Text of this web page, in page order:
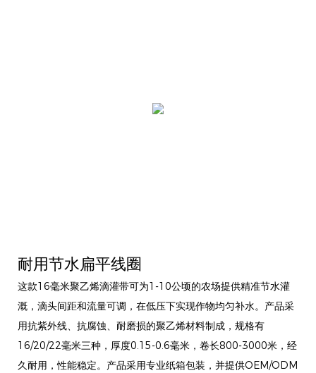
耐用节水扁平线圈
这款16毫米聚乙烯滴灌带可为1-10公顷的农场提供精准节水灌
溉，滴头间距和流量可调，在低压下实现作物均匀补水。产品采
用抗紫外线、抗腐蚀、耐磨损的聚乙烯材料制成，规格有
16/20/22毫米三种，厚度0.15-0.6毫米，卷长800-3000米，经
久耐用，性能稳定。产品采用专业纸箱包装，并提供OEM/ODM